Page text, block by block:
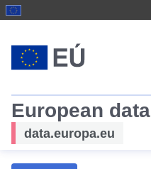
European data
data.europa.eu